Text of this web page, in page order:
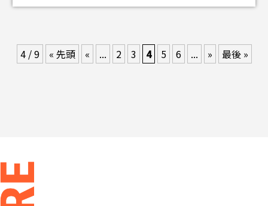
4 / 9 « 先頭 « ... 2 3 4 5 6 ... » 最後 »